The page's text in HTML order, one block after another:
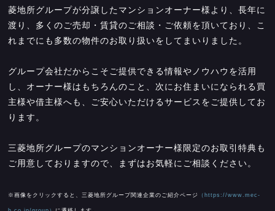
菱地所グループが分譲したマンションオーナー様より、長年に
渡り、多くのご売却・賃貸のご相談・ご依頼を頂いており、こ
れまでにも多数の物件のお取り扱いをしてまいりました。
グループ会社だからこそご提供できる情報やノウハウを活用
し、オーナー様はもちろんのこと、次にお住まいになられる買
主様や借主様へも、ご安心いただけるサービスをご提供してお
ります。
三菱地所グループのマンションオーナー様限定のお取引特典も
ご用意しておりますので、まずはお気軽にご相談ください。
※画像をクリックすると、三菱地所グループ関連企業のご紹介ページ （https://www.mec-